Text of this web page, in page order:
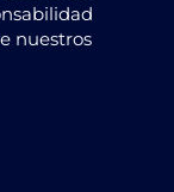
nuestros